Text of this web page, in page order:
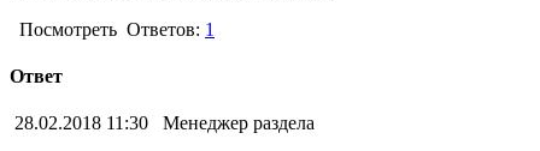
Посмотреть Ответов: 1
Ответ
28.02.2018 11:30
Менеджер раздела